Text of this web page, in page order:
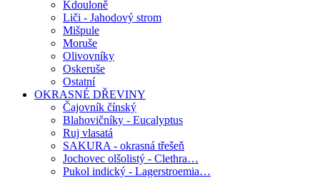
Kdouloně
Liči - Jahodový strom
Mišpule
Moruše
Olivovníky
Oskeruše
Ostatní
OKRASNÉ DŘEVINY
Čajovník čínský
Blahovičníky - Eucalyptus
Ruj vlasatá
SAKURA - okrasná třešeň
Jochovec olšolistý - Clethra…
Pukol indický - Lagerstroemia…